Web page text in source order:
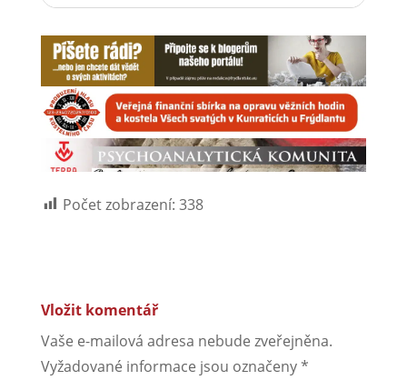
Počet zobrazení: 338
Vložit komentář
Vaše e-mailová adresa nebude zveřejněna.
Vyžadované informace jsou označeny*